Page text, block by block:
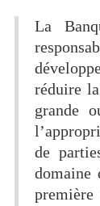
La
réduire
grande
de
domaine